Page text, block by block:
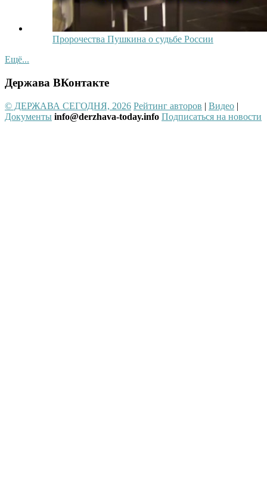
Пророчества Пушкина о судьбе России
Ещё...
Держава ВКонтакте
© ДЕРЖАВА СЕГОДНЯ, 2026 Рейтинг авторов | Видео |
Документы info@derzhava-today.info Подписаться на новости